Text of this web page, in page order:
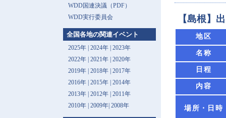
【島根】
地区
名称
日程
内容
場所・日時
WDD国連決議（PDF）
WDD実行委員会
全国各地の関連イベント
2025年| 2024年| 2023年
2022年| 2021年| 2020年
2019年| 2018年| 2017年
2016年| 2015年| 2014年
2013年 | 2012年| 2011年
2010年| 2009年| 2008年